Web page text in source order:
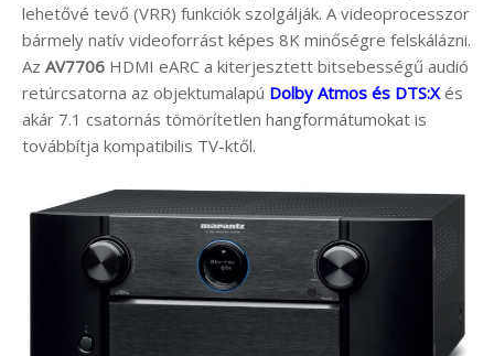
lehetővé tevő (VRR) funkciók szolgálják. A videoprocesszor
bármely natív videoforrást képes 8K minőségre felskálázni.
Az AV7706 HDMI eARC a kiterjesztett bitsebességű audió
retúrcsatorna az objektumalapú Dolby Atmos és DTS:Xés
akár 7.1 csatornás tömörítetlen hangformátumokat is
továbbítja kompatibilis TV-ktől.